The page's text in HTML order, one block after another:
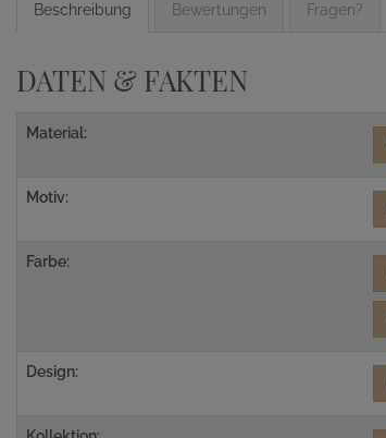
Beschreibung Bewertungen Fragen?
DATEN & FAKTEN
Material:
Motiv:
Farbe:
Design: